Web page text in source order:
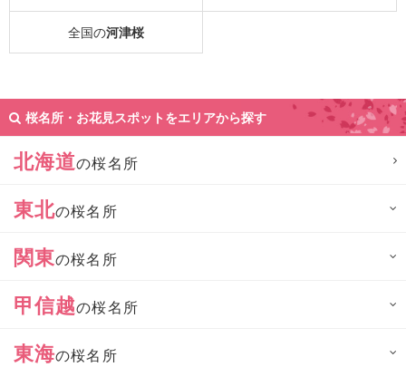
全国の河津桜
桜名所・お花見スポットをエリアから探す
北海道の桜名所
東北の桜名所
関東の桜名所
甲信越の桜名所
東海の桜名所